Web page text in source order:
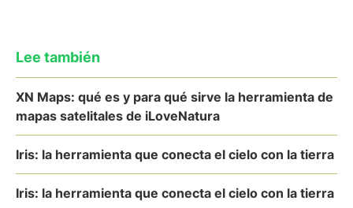
Lee también
XN Maps: qué es y para qué sirve la herramienta de
mapas satelitales de iLoveNatura
Iris: la herramienta que conecta el cielo con la tierra
Iris: la herramienta que conecta el cielo con la tierra